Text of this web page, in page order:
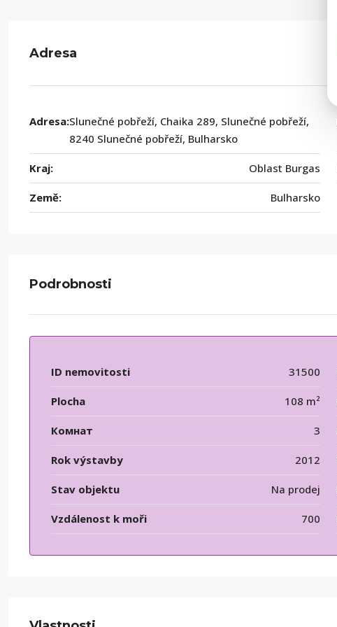
Adresa
Adresa:Slunečné pobřeží, Chaika 289, Slunečné pobřeží,
8240 Slunečné pobřeží, Bulharsko
Kraj: Oblast Burgas
Země: Bulharsko
Podrobnosti
ID nemovitosti 31500
Plocha 108 m²
Комнат 3
Rok výstavby 2012
Stav objektu Na prodej
Vzdálenost k moři 700